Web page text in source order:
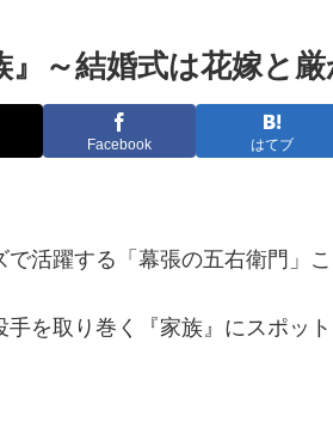
』～結婚式は花嫁と
Facebook はてブ
活躍する「幕張の五右衛門」
を取り巻く『家族』にスポット